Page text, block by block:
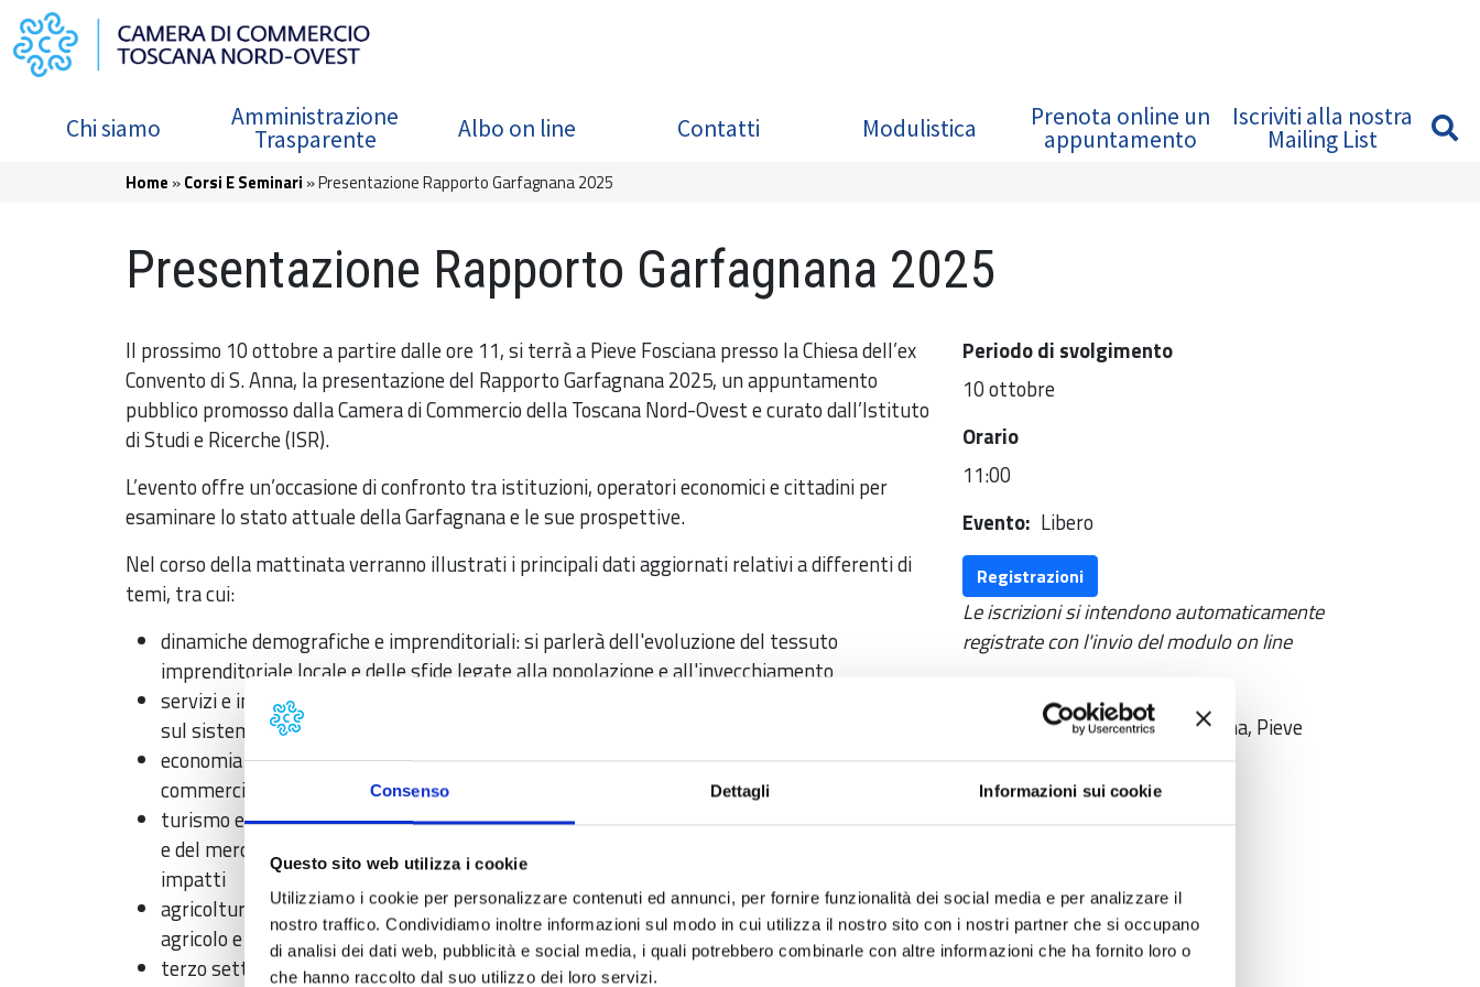
Consenso Dettagli Informazioni sui cookie
Questo sito web utilizza i cookie
Utilizziamo i cookie per personalizzare contenuti ed annunci, per fornire funzionalità dei social media e per analizzare il
nostro traffico. Condividiamo inoltre informazioni sul modo in cui utilizza il nostro sito con i nostri partner che si occupano
di analisi dei dati web, pubblicità e social media, i quali potrebbero combinarle con altre informazioni che ha fornito loro o
che hanno raccolto dal suo utilizzo dei loro servizi.
Salta al contenuto principale
Navigazione principale
Chi siamo Amministrazione
Trasparente Albo on line Contatti Modulistica Prenota online un
appuntamento
Iscriviti alla nostra
Mailing List
Briciole di pane
Home Corsi E Seminari Presentazione Rapporto Garfagnana 2025
Presentazione Rapporto Garfagnana 2025
Il prossimo 10 ottobre a partire dalle ore 11, si terrà a Pieve Fosciana presso la Chiesa dell’ex
Convento di S. Anna, la presentazione del Rapporto Garfagnana 2025, un appuntamento
pubblico promosso dalla Camera di Commercio della Toscana Nord-Ovest e curato dall’Istituto
di Studi e Ricerche (ISR).
L’evento offre un’occasione di confronto tra istituzioni, operatori economici e cittadini per
esaminare lo stato attuale della Garfagnana e le sue prospettive.
Nel corso della mattinata verranno illustrati i principali dati aggiornati relativi a differenti di
temi, tra cui:
dinamiche demografiche e imprenditoriali: si parlerà dell'evoluzione del tessuto
imprenditoriale locale e delle sfide legate alla popolazione e all'invecchiamento
servizi e infrastrutture: verrà analizzata la situazione dei servizi essenziali, con un focus
sul sistema scolastico e sanitario
economia e lavoro: saranno affrontate le tendenze dei principali settori economici, tra cui
commercio, edilizia e turismo, e la situazione occupazionale
turismo e mercato immobiliare: verranno presentate le evoluzioni nel settore del turismo
e del mercato immobiliare locale, con attenzione alle nuove forme di accoglienza e ai loro
impatti
agricoltura e sostenibilità: l'analisi si concentrerà anche sul ruolo strategico del comparto
agricolo e sulle sfide legate alla transizione ecologica
terzo settore e questione giovanile: verrà evidenziato il ruolo cruciale del terzo settore e la
Periodo di svolgimento
10 ottobre
Orario
11:00
Evento Libero
Registrazioni
Le iscrizioni si intendono automaticamente
registrate con l'invio del modulo on line
Chiesa dell’ex Convento di S. Anna, Pieve
Fosciana LU
Segreteria organizzativa